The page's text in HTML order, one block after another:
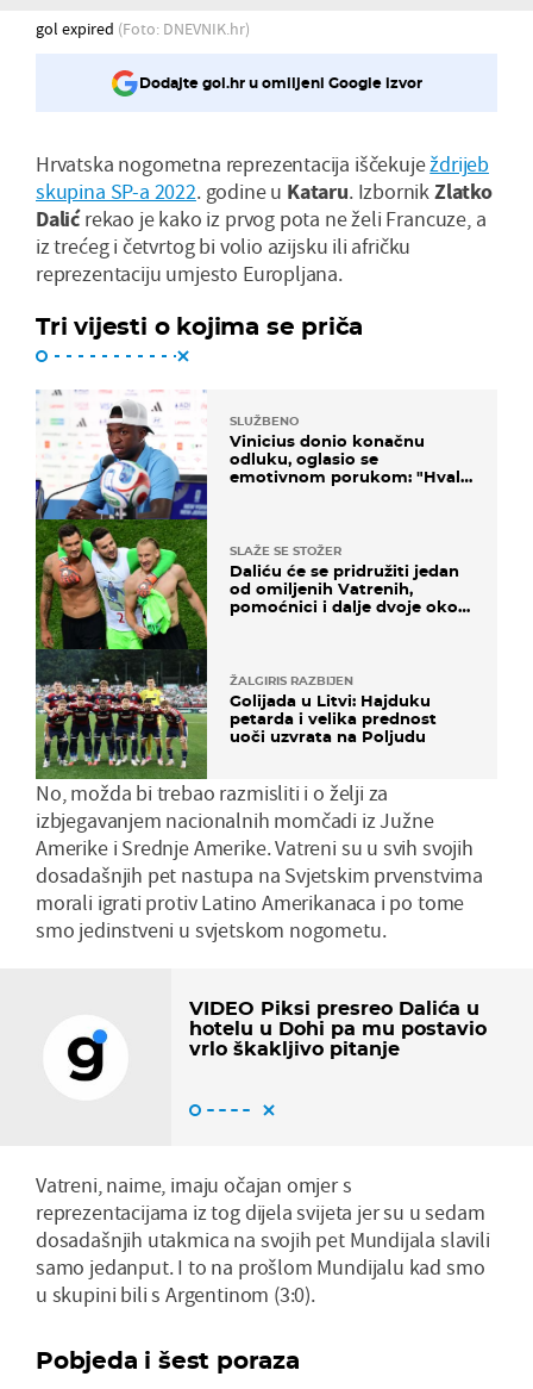
gol expired (Foto: DNEVNIK.hr)
Dodajte gol.hr u omiljeni Google izvor
Hrvatska nogometna reprezentacija iščekuježdrijeb
skupina SP-a 2022. godine u Kataru. IzbornikZlatko
Dalićrekao je kako iz prvog pota ne želi Francuze, a
iz trećeg i četvrtog bi volio azijsku ili afričku
reprezentaciju umjesto Europljana.
Tri vijesti o kojima se priča
SLUŽBENO
Vinicius donio konačnu
odluku, oglasio se
emotivnom porukom: "Hvala
SLAŽE SE STOŽER
Daliću će se pridružiti jedan
od omiljenih Vatrenih,
pomoćnici i dalje dvoje oko
ŽALGIRIS RAZBIJEN
Golijada u Litvi: Hajduku
petarda i velika prednost
uoči uzvrata na Poljudu
No, možda bi trebao razmisliti i o želji za
izbjegavanjem nacionalnih momčadi iz Južne
Amerike i Srednje Amerike. Vatreni su u svih svojih
dosadašnjih pet nastupa na Svjetskim prvenstvima
morali igrati protiv Latino Amerikanaca i po tome
smo jedinstveni u svjetskom nogometu.
VIDEO Piksi presreo Dalića u
hotelu u Dohi pa mu postavio
vrlo škakljivo pitanje
Vatreni, naime, imaju očajan omjer s
reprezentacijama iz tog dijela svijeta jer su u sedam
dosadašnjih utakmica na svojih pet Mundijala slavili
samo jedanput. I to na prošlom Mundijalu kad smo
u skupini bili s Argentinom (3:0).
Pobjeda i šest poraza